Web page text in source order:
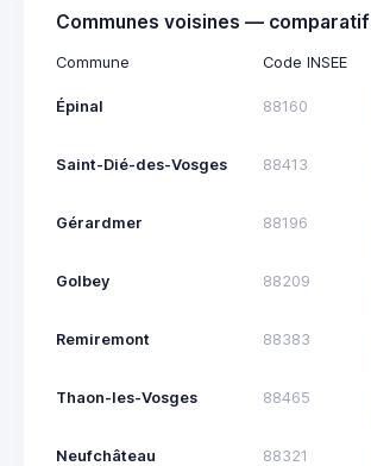
Communes voisines — comparatif
Commune Code INSEE
Épinal 88160
Saint-Dié-des-Vosges 88413
Gérardmer 88196
Golbey 88209
Remiremont 88383
Thaon-les-Vosges 88465
Neufchâteau 88321